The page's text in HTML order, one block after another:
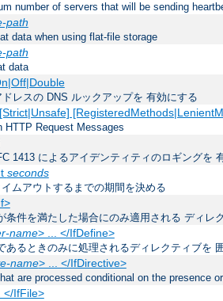
number of servers that will be sending
path
data when using flat-file storage
path
data
レスの DNS ルックアップを 有効にする
HTTP Request Messages
1413 によるアイデンティティのロギングを
seconds
ムアウトするまでの期間を決める
条件を満たした場合にのみ適用される ディレ
name> ... </IfDefine>
あるときのみに処理されるディレクティブを
name> ... </IfDirective>
are processed conditional on the presence
</IfFile>